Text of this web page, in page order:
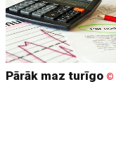
Pārāk maz turīgo ©